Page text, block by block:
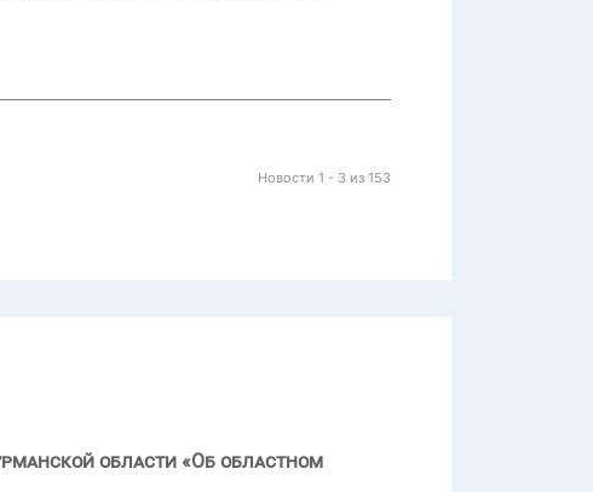
Новости 1 - 3 из 153
области «Об областном